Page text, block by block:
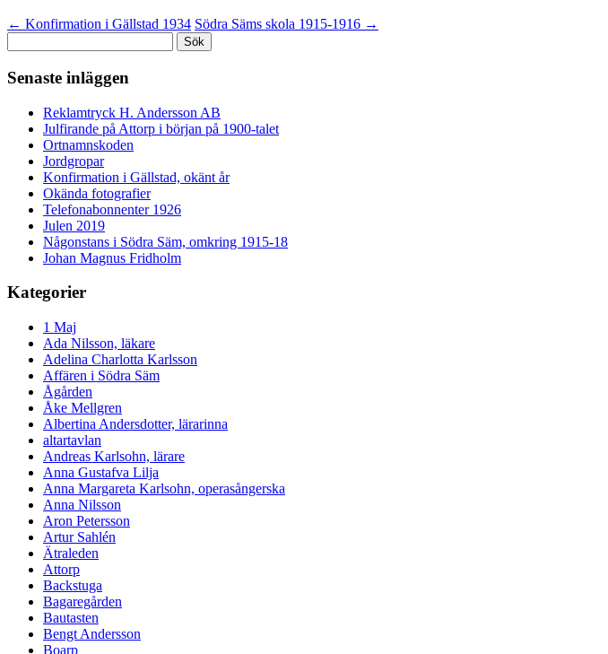
← Konfirmation i Gällstad 1934 Södra Säms skola 1915-1916 →
efter:
Senaste inläggen
Reklamtryck H. Andersson AB
Julfirande på Attorp i början på 1900-talet
Ortnamnskoden
Jordgropar
Konfirmation i Gällstad, okänt år
Okända fotografier
Telefonabonnenter 1926
Julen 2019
Någonstans i Södra Säm, omkring 1915-18
Johan Magnus Fridholm
Kategorier
1 Maj
Ada Nilsson, läkare
Adelina Charlotta Karlsson
Affären i Södra Säm
Ågården
Åke Mellgren
Albertina Andersdotter, lärarinna
altartavlan
Andreas Karlsohn, lärare
Anna Gustafva Lilja
Anna Margareta Karlsohn, operasångerska
Anna Nilsson
Aron Petersson
Artur Sahlén
Ätraleden
Attorp
Backstuga
Bagaregården
Bautasten
Bengt Andersson
Boarp